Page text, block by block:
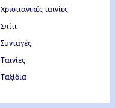
Χριστιανικές ταινίες
Σπίτι
Συνταγές
Ταινίες
Ταξίδια